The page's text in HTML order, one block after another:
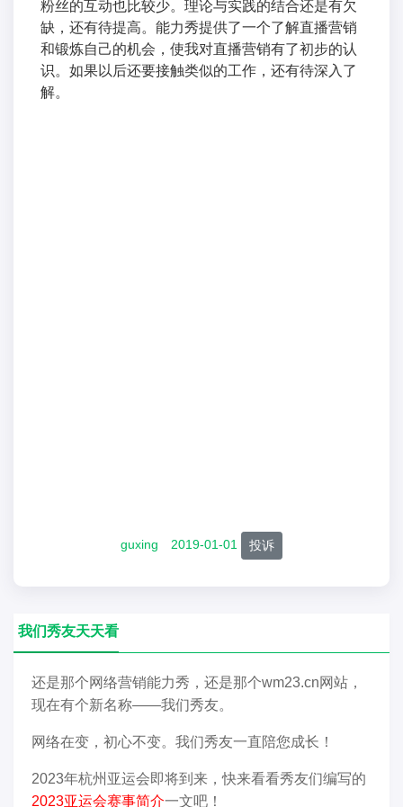
粉丝的互动也比较少。理论与实践的结合还是有欠
缺，还有待提高。能力秀提供了一个了解直播营销
和锻炼自己的机会，使我对直播营销有了初步的认
识。如果以后还要接触类似的工作，还有待深入了
解。
guxing 2019-01-01 投诉
我们秀友天天看
还是那个网络营销能力秀，还是那个wm23.cn网站，
现在有个新名称——我们秀友。
网络在变，初心不变。我们秀友一直陪您成长！
2023年杭州亚运会即将到来，快来看看秀友们编写的
2023亚运会赛事简介一文吧！